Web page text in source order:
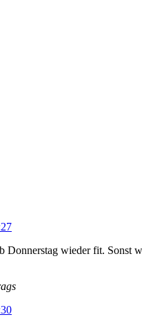
Donnerstag wieder fit. Sonst